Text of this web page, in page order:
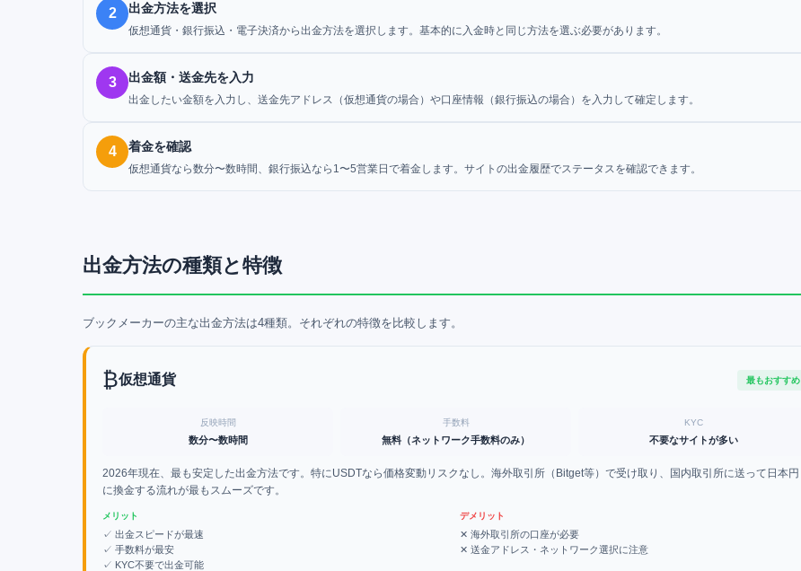
2 出金方法を選択
仮想通貨・銀行振込・電子決済から出金方法を選択します。基本的に入金時と同じ方法を選ぶ必要があります。
3 出金額・送金先を入力
出金したい金額を入力し、送金先アドレス（仮想通貨の場合）や口座情報（銀行振込の場合）を入力して確定します。
4 着金を確認
仮想通貨なら数分〜数時間、銀行振込なら1〜5営業日で着金します。サイトの出金履歴でステータスを確認できます。
出金方法の種類と特徴
ブックメーカーの主な出金方法は4種類。それぞれの特徴を比較します。
₿仮想通貨 最もおすすめ
反映時間
数分〜数時間
手数料
無料（ネットワーク手数料のみ）
KYC
不要なサイトが多い
2026年現在、最も安定した出金方法です。特にUSDTなら価格変動リスクなし。海外取引所（Bitget等）で受け取り、国内取引所に送って日本円
に換金する流れが最もスムーズです。
メリット
✓ 出金スピードが最速
✓ 手数料が最安
✓ KYC不要で出金可能
デメリット
✕ 海外取引所の口座が必要
✕ 送金アドレス・ネットワーク選択に注意